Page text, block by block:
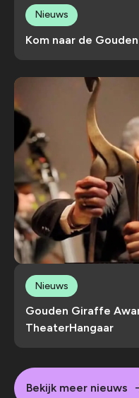
Kom naar de
Nieuws
Gouden Giraffe
TheaterHangaar
Nieuws
Bekijk meer nieuws